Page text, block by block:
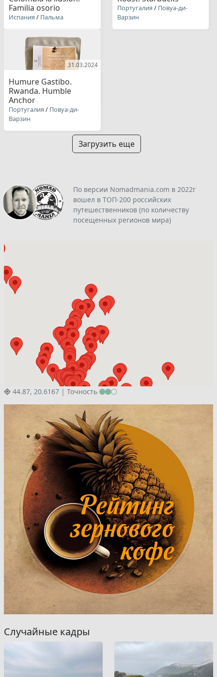
Familia osorio
Испания / Пальма
Португалия / Повуа-ди-
Варзин
31.03.2024
Humure Gastibo.
Rwanda. Humble
Anchor
Португалия / Повуа-ди-
Варзин
Загрузить еще
По версии Nomadmania.com в 2022г
вошел в ТОП-200 российских
путешественников (по количеству
посещенных регионов мира)
44.87, 20.6167 | Точность
Случайные кадры